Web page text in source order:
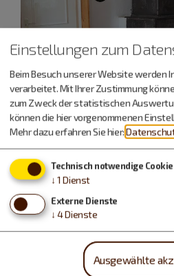
Urlaub
Einstellungen zum
Beim Besuch unserer Website werden
verarbeitet. Mit Ihrer Zustimmung
zum Zweck der statistischen
können die hier vorgenommenen
Mehr dazu erfahren Sie hier:
Technisch notwendige
↓ 1 Dienst
Externe Dienste
↓ 4Dienste
Ausgewählte